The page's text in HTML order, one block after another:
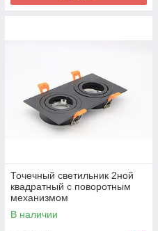
Точечный светильник 2ной
квадратный с поворотным
механизмом
В наличии